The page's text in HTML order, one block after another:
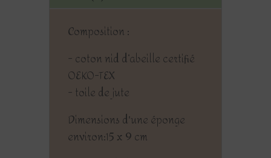
Composition :
- coton nid d’abeille certifié
OEKO-TEX
- toile de jute
Dimensions d'une éponge
environ:15 x 9 cm